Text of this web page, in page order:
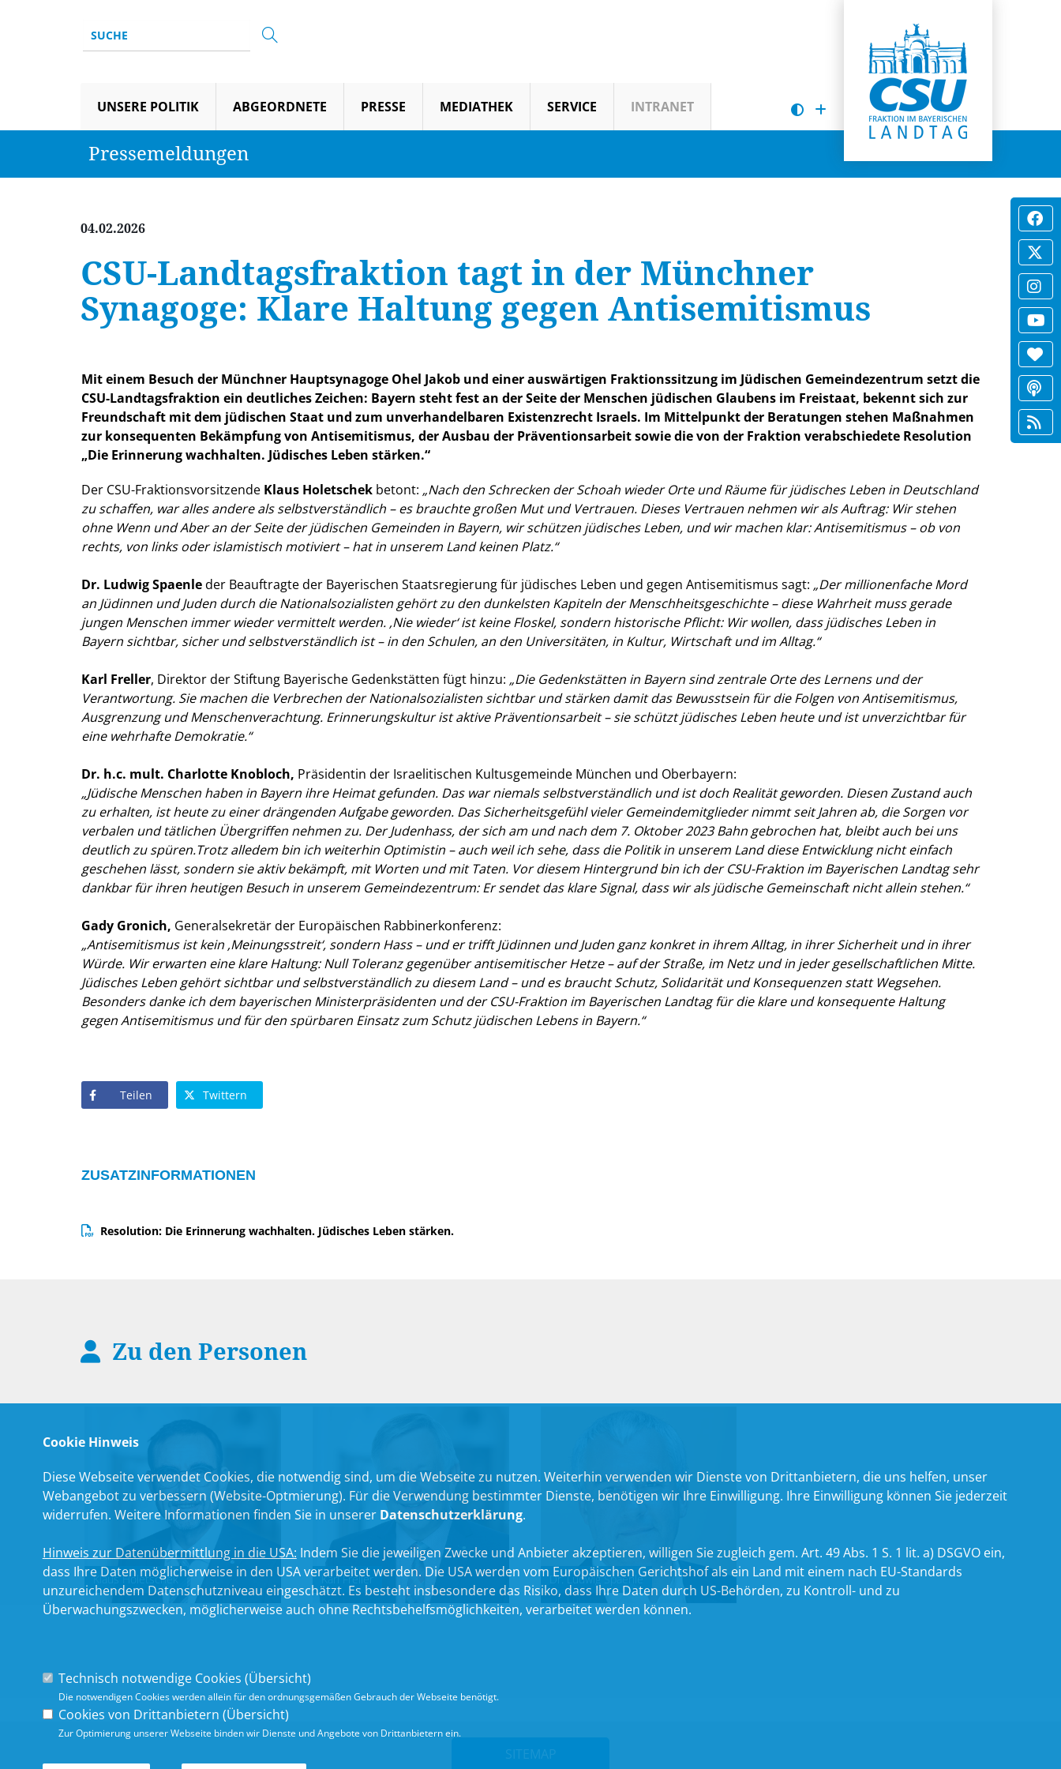
UNSERE POLITIK ABGEORDNETE PRESSE MEDIATHEK SERVICE INTRANET
Pressemeldungen
04.02.2026
CSU-Landtagsfraktion tagt in der Münchner
Synagoge: Klare Haltung gegen Antisemitismus
Mit einem Besuch der Münchner Hauptsynagoge Ohel Jakob und einer auswärtigen Fraktionssitzung im Jüdischen Gemeindezentrum setzt die
CSU-Landtagsfraktion ein deutliches Zeichen: Bayern steht fest an der Seite der Menschen jüdischen Glaubens im Freistaat, bekennt sich zur
Freundschaft mit dem jüdischen Staat und zum unverhandelbaren Existenzrecht Israels. Im Mittelpunkt der Beratungen stehen Maßnahmen
zur konsequenten Bekämpfung von Antisemitismus, der Ausbau der Präventionsarbeit sowie die von der Fraktion verabschiedete Resolution
Die Erinnerung wachhalten. Jüdisches Leben stärken.“
Der CSU-Fraktionsvorsitzende Klaus Holetschek betont: Nach den Schrecken der Schoah wieder Orte und Räume für jüdisches Leben in Deutschland
zu schaffen, war alles andere als selbstverständlich – es brauchte großen Mut und Vertrauen. Dieses Vertrauen nehmen wir als Auftrag: Wir stehen
ohne Wenn und Aber an der Seite der jüdischen Gemeinden in Bayern, wir schützen jüdisches Leben, und wir machen klar: Antisemitismus – ob von
rechts, von links oder islamistisch motiviert – hat in unserem Land keinen Platz.“
Dr. Ludwig Spaenleder Beauftragte der Bayerischen Staatsregierung für jüdisches Leben und gegen Antisemitismus sagt: Der millionenfache Mord
an Jüdinnen und Juden durch die Nationalsozialisten gehört zu den dunkelsten Kapiteln der Menschheitsgeschichte – diese Wahrheit muss gerade
jungen Menschen immer wieder vermittelt werden. ‚Nie wieder‘ ist keine Floskel, sondern historische Pflicht: Wir wollen, dass jüdisches Leben in
Bayern sichtbar, sicher und selbstverständlich ist – in den Schulen, an den Universitäten, in Kultur, Wirtschaft und im Alltag.“
Karl Freller, Direktor der Stiftung Bayerische Gedenkstätten fügt hinzu: Die Gedenkstätten in Bayern sind zentrale Orte des Lernens und der
Verantwortung. Sie machen die Verbrechen der Nationalsozialisten sichtbar und stärken damit das Bewusstsein für die Folgen von Antisemitismus,
Ausgrenzung und Menschenverachtung. Erinnerungskultur ist aktive Präventionsarbeit – sie schützt jüdisches Leben heute und ist unverzichtbar für
eine wehrhafte Demokratie.“
Dr. h.c. mult. Charlotte Knobloch, Präsidentin der Israelitischen Kultusgemeinde München und Oberbayern:
Jüdische Menschen haben in Bayern ihre Heimat gefunden. Das war niemals selbstverständlich und ist doch Realität geworden. Diesen Zustand auch
zu erhalten, ist heute zu einer drängenden Aufgabe geworden. Das Sicherheitsgefühl vieler Gemeindemitglieder nimmt seit Jahren ab, die Sorgen vor
verbalen und tätlichen Übergriffen nehmen zu. Der Judenhass, der sich am und nach dem 7. Oktober 2023 Bahn gebrochen hat, bleibt auch bei uns
deutlich zu spüren.Trotz alledem bin ich weiterhin Optimistin – auch weil ich sehe, dass die Politik in unserem Land diese Entwicklung nicht einfach
geschehen lässt, sondern sie aktiv bekämpft, mit Worten und mit Taten. Vor diesem Hintergrund bin ich der CSU-Fraktion im Bayerischen Landtag sehr
dankbar für ihren heutigen Besuch in unserem Gemeindezentrum: Er sendet das klare Signal, dass wir als jüdische Gemeinschaft nicht allein stehen.“
Gady Gronich, Generalsekretär der Europäischen Rabbinerkonferenz:
Antisemitismus ist kein ‚Meinungsstreit‘, sondern Hass – und er trifft Jüdinnen und Juden ganz konkret in ihrem Alltag, in ihrer Sicherheit und in ihrer
Würde. Wir erwarten eine klare Haltung: Null Toleranz gegenüber antisemitischer Hetze – auf der Straße, im Netz und in jeder gesellschaftlichen Mitte.
Jüdisches Leben gehört sichtbar und selbstverständlich zu diesem Land – und es braucht Schutz, Solidarität und Konsequenzen statt Wegsehen.
Besonders danke ich dem bayerischen Ministerpräsidenten und der CSU-Fraktion im Bayerischen Landtag für die klare und konsequente Haltung
gegen Antisemitismus und für den spürbaren Einsatz zum Schutz jüdischen Lebens in Bayern.“
Teilen Twittern
ZUSATZINFORMATIONEN
Resolution: Die Erinnerung wachhalten. Jüdisches Leben stärken.
Zu den Personen
Klaus Holetschek Karl Freller Dr. Ludwig Spaenle
SITEMAP
Cookie Hinweis
Diese Webseite verwendet Cookies, die notwendig sind, um die Webseite zu nutzen. Weiterhin verwenden wir Dienste von Drittanbietern, die uns helfen, unser
Webangebot zu verbessern (Website-Optmierung). Für die Verwendung bestimmter Dienste, benötigen wir Ihre Einwilligung. Ihre Einwilligung können Sie jederzeit
widerrufen. Weitere Informationen finden Sie in unserer Datenschutzerklärung.
Hinweis zur Datenübermittlung in die USA: Indem Sie die jeweiligen Zwecke und Anbieter akzeptieren, willigen Sie zugleich gem. Art. 49 Abs. 1 S. 1 lit. a) DSGVO ein,
dass Ihre Daten möglicherweise in den USA verarbeitet werden. Die USA werden vom Europäischen Gerichtshof als ein Land mit einem nach EU-Standards
unzureichendem Datenschutzniveau eingeschätzt. Es besteht insbesondere das Risiko, dass Ihre Daten durch US-Behörden, zu Kontroll- und zu
Überwachungszwecken, möglicherweise auch ohne Rechtsbehelfsmöglichkeiten, verarbeitet werden können.
Technisch notwendige Cookies (Übersicht)
Die notwendigen Cookies werden allein für den ordnungsgemäßen Gebrauch der Webseite benötigt.
Cookies von Drittanbietern (Übersicht)
Zur Optimierung unserer Webseite binden wir Dienste und Angebote von Drittanbietern ein.